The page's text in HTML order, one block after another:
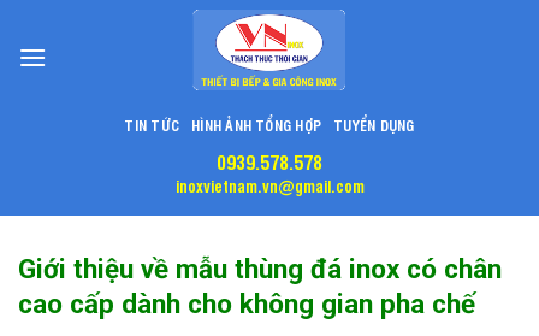
content
TIN TỨC HÌNH ẢNH TỔNG HỢP TUYỂN DỤNG
0939.578.578
inoxvietnam.vn@gmail.com
Giới thiệu về mẫu thùng đá inox có chân
cao cấp dành cho không gian pha chế